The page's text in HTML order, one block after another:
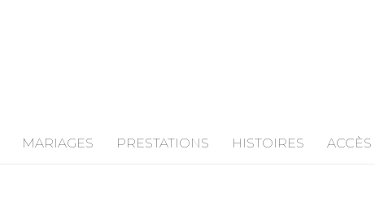
MARIAGES PRESTATIONS HISTOIRES